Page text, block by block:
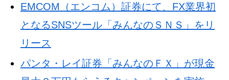
EMCOM（エンコム）証券にて、FX業界初
となるSNSツール「みんなのＳＮＳ」をリ
リース
パンタ・レイ証券「みんなのＦＸ」が現金